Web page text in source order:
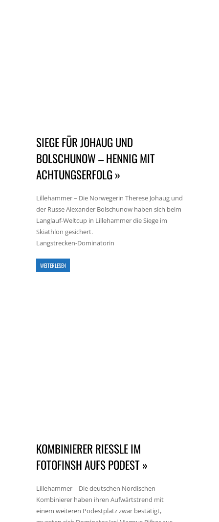
SIEGE FÜR JOHAUG UND
BOLSCHUNOW – HENNIG MIT
ACHTUNGSERFOLG »
Lillehammer – Die Norwegerin Therese Johaug und
der Russe Alexander Bolschunow haben sich beim
Langlauf-Weltcup in Lillehammer die Siege im
Skiathlon gesichert.
Langstrecken-Dominatorin
WEITERLESEN
KOMBINIERER RIESSLE IM F
OTOFINSH AUFS PODEST »
Lillehammer – Die deutschen Nordischen
Kombinierer haben ihren Aufwärtstrend mit
einem weiteren Podestplatz zwar bestätigt,